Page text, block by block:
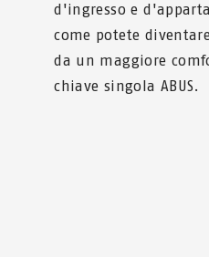
d'ingresso e
come potete
da un maggiore
chiave singola ABUS.